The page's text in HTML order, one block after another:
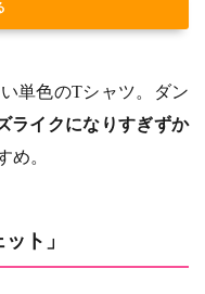
単色のTシャツ。ダン
ライクになりすぎずか
め。
ト」